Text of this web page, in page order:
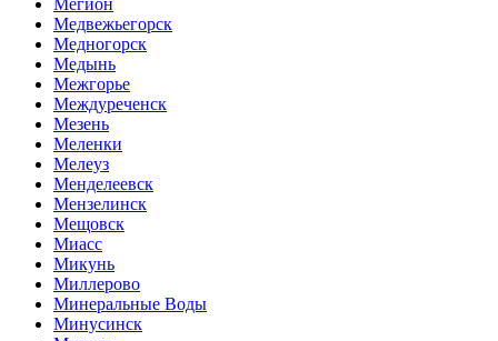
Мегион
Медвежьегорск
Медногорск
Медынь
Межгорье
Междуреченск
Мезень
Меленки
Мелеуз
Менделеевск
Мензелинск
Мещовск
Миасс
Микунь
Миллерово
Минеральные Воды
Минусинск